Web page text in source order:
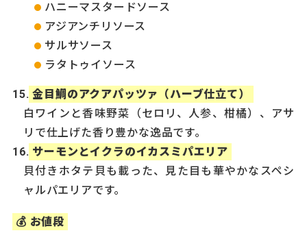
ハニーマスタードソース
アジアンチリソース
サルサソース
ラタトゥイソース
金目鯛のアクアパッツァ（ハーブ仕立て）
白ワインと香味野菜（セロリ、人参、柑橘）、アサ
リで仕上げた香り豊かな逸品です。
サーモンとイクラのイカスミパエリア
貝付きホタテ貝も載った、見た目も華やかなスペシ
ャルパエリアです。
💰 お値段